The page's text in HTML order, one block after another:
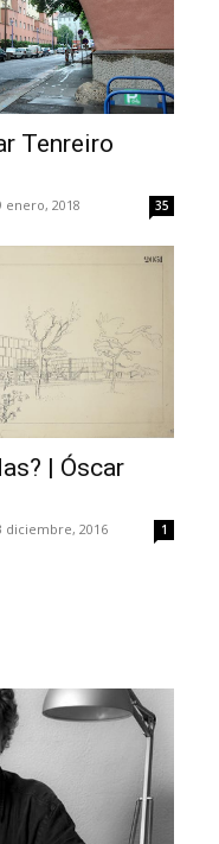
Tenreiro
enero, 2018 35
| Óscar
diciembre, 2016 1